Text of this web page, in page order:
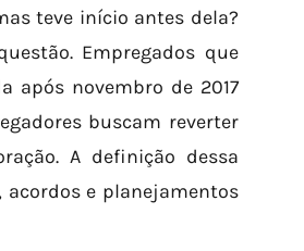
teve início antes dela?
Empregados que
após novembro de 2017
buscam reverter
A definição dessa
e planejamentos